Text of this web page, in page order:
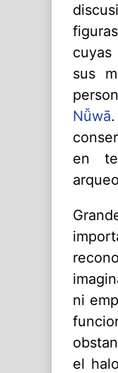
sus
Nǚwā
en
ni
el